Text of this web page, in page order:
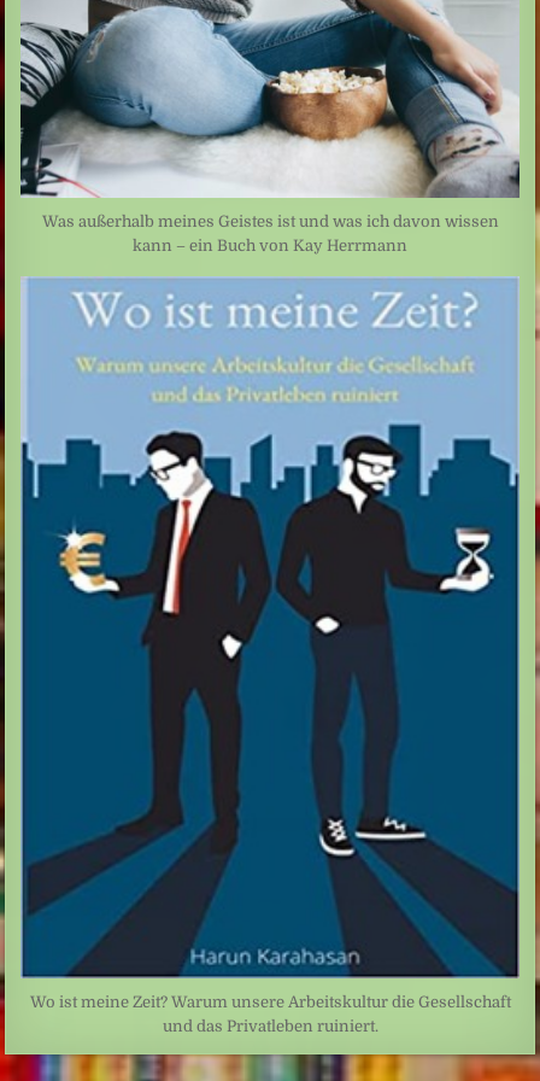
Was außerhalb meines Geistes ist und was ich davon wissen
kann – ein Buch von Kay Herrmann
Wo ist meine Zeit? Warum unsere Arbeitskultur die Gesellschaft
und das Privatleben ruiniert.